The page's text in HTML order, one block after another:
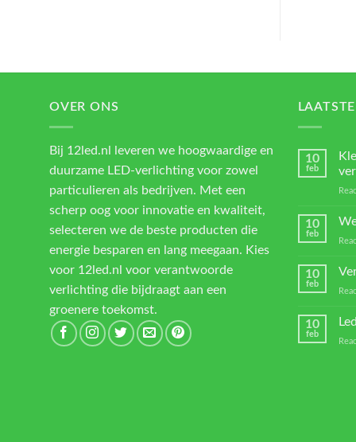
OVER ONS
Bij 12led.nl leveren we hoogwaardige en
duurzame LED-verlichting voor zowel
particulieren als bedrijven. Met een
scherp oog voor innovatie en kwaliteit,
selecteren we de beste producten die
energie besparen en lang meegaan. Kies
voor 12led.nl voor verantwoorde
verlichting die bijdraagt aan een
groenere toekomst.
10
feb
10
feb
10
feb
10
feb